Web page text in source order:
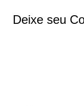
Deixe seu